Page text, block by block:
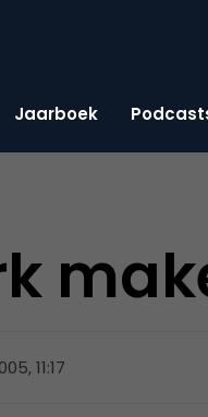
Jaarboek
11:17